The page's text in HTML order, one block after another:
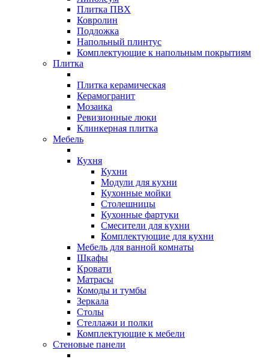
Плитка ПВХ
Ковролин
Подложка
Напольный плинтус
Комплектующие к напольным покрытиям
Плитка
Плитка керамическая
Керамогранит
Мозаика
Ревизионные люки
Клинкерная плитка
Мебель
Кухня
Кухни
Модули для кухни
Кухонные мойки
Столешницы
Кухонные фартуки
Смесители для кухни
Комплектующие для кухни
Мебель для ванной комнаты
Шкафы
Кровати
Матрасы
Комоды и тумбы
Зеркала
Столы
Стеллажи и полки
Комплектующие к мебели
Стеновые панели